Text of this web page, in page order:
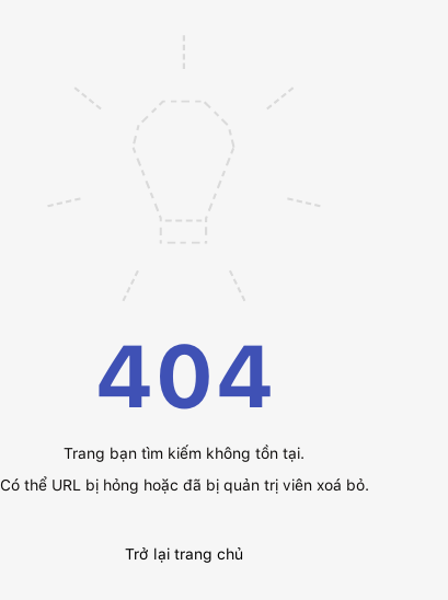
404
Trang bạn tìm kiếm không tồn tại.
Có thể URL bị hỏng hoặc đã bị quản trị viên xoá bỏ.
Trở lại trang chủ